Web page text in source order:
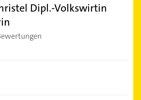
Dipl.-Volkswirtin